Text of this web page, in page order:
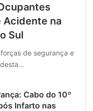
Acidente na
Sul
de segurança e
Cabo do 10º
Infarto nas